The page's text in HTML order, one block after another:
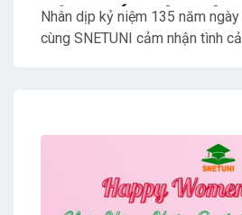
VÀ THẾ GIỚI VỚI
KỶ NIỆM 135
Nhân dịp kỷ niệm 135 năm
cùng SNETUNI cảm nhận tình